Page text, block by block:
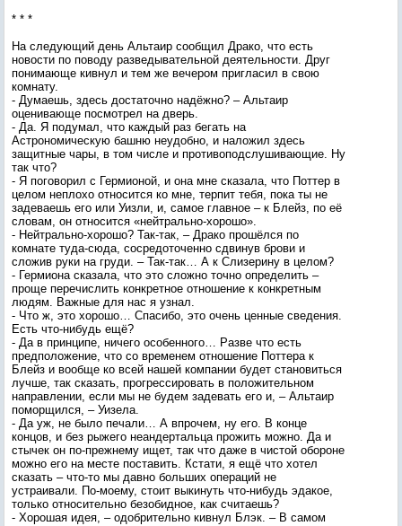
* * *
На следующий день Альтаир сообщил Драко, что есть
новости по поводу разведывательной деятельности. Друг
понимающе кивнул и тем же вечером пригласил в свою
комнату.
- Думаешь, здесь достаточно надёжно? – Альтаир
оценивающе посмотрел на дверь.
- Да. Я подумал, что каждый раз бегать на
Астрономическую башню неудобно, и наложил здесь
защитные чары, в том числе и противоподслушивающие. Ну
так что?
- Я поговорил с Гермионой, и она мне сказала, что Поттер в
целом неплохо относится ко мне, терпит тебя, пока ты не
задеваешь его или Уизли, и, самое главное – к Блейз, по её
словам, он относится «нейтрально-хорошо».
- Нейтрально-хорошо? Так-так, – Драко прошёлся по
комнате туда-сюда, сосредоточенно сдвинув брови и
сложив руки на груди. – Так-так… А к Слизерину в целом?
- Гермиона сказала, что это сложно точно определить –
проще перечислить конкретное отношение к конкретным
людям. Важные для нас я узнал.
- Что ж, это хорошо… Спасибо, это очень ценные сведения.
Есть что-нибудь ещё?
- Да в принципе, ничего особенного… Разве что есть
предположение, что со временем отношение Поттера к
Блейз и вообще ко всей нашей компании будет становиться
лучше, так сказать, прогрессировать в положительном
направлении, если мы не будем задевать его и, – Альтаир
поморщился, – Уизела.
- Да уж, не было печали… А впрочем, ну его. В конце
концов, и без рыжего неандертальца прожить можно. Да и
стычек он по-прежнему ищет, так что даже в чистой обороне
можно его на месте поставить. Кстати, я ещё что хотел
сказать – что-то мы давно больших операций не
устраивали. По-моему, стоит выкинуть что-нибудь эдакое,
только относительно безобидное, как считаешь?
- Хорошая идея, – одобрительно кивнул Блэк. – В самом